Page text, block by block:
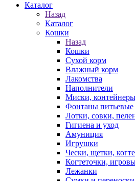
Каталог
Назад
Каталог
Кошки
Назад
Кошки
Сухой корм
Влажный корм
Лакомства
Наполнители
Миски, контейнеры
Фонтаны питьевые
Лотки, совки,
Гигиена и уход
Амуниция
Игрушки
Чески, щетки,
Когтеточки,
Лежанки